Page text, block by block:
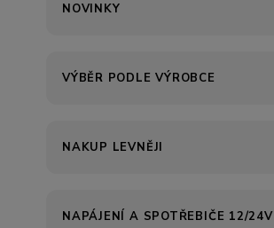
NOVINKY
VÝBĚR PODLE VÝROBCE
NAKUP LEVNĚJI
NAPÁJENÍ A SPOTŘEBIČE 12/24V